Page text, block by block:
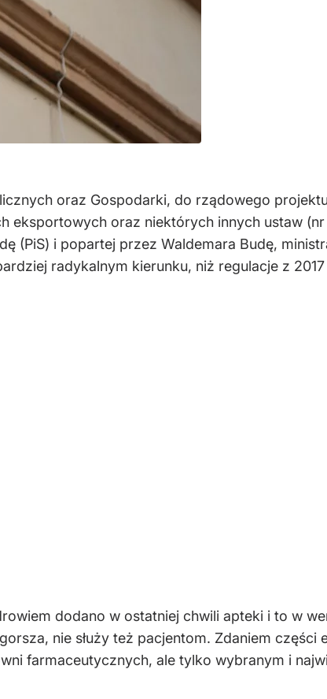
oraz Gospodarki, do rządowego
eksportowych oraz niektórych innych ustaw
(PiS) i popartej przez Waldemara Budę,
radykalnym kierunku, niż regulacje z
dodano w ostatniej chwili apteki i to w
nie służy też pacjentom. Zdaniem części
farmaceutycznych, ale tylko wybranym i